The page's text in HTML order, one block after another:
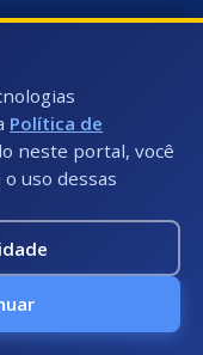
Política de
neste portal, você
uso dessas